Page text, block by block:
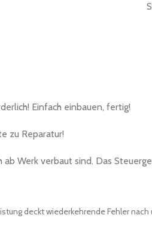
Einfach einbauen, fertig!
zu Reparatur!
Werk verbaut sind. Das
deckt wiederkehrende Fehler nach